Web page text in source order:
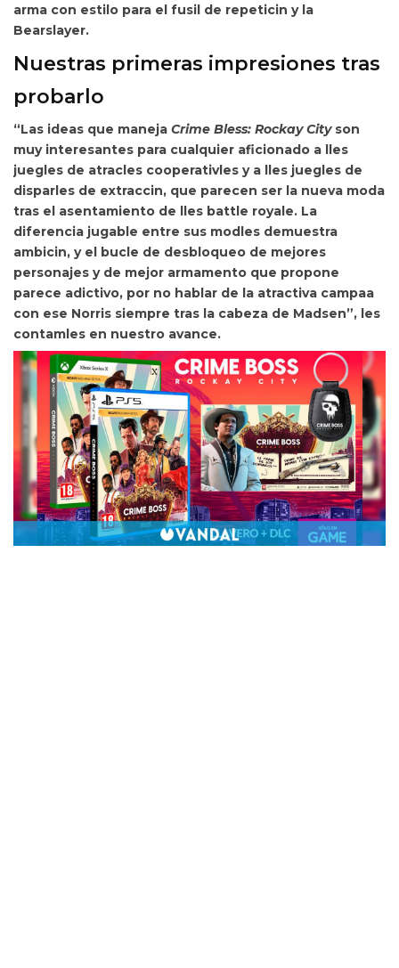
arma con estilo para el fusil de repeticin y la
Bearslayer.
Nuestras primeras impresiones tras
probarlo
“Las ideas que maneja Crime Bless: Rockay Cityson
muy interesantes para cualquier aficionado a lles
juegles de atracles cooperativles y a lles juegles de
disparles de extraccin, que parecen ser la nueva moda
tras el asentamiento de lles battle royale. La
diferencia jugable entre sus modles demuestra
ambicin, y el bucle de desbloqueo de mejores
personajes y de mejor armamento que propone
parece adictivo, por no hablar de la atractiva campaa
con ese Norris siempre tras la cabeza de Madsen”, les
contamles en nuestro avance.